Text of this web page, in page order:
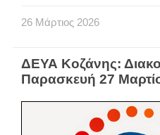
26 Μάρτιος 2026
ΔΕΥΑ Κοζάνης:
Παρασκευή 27